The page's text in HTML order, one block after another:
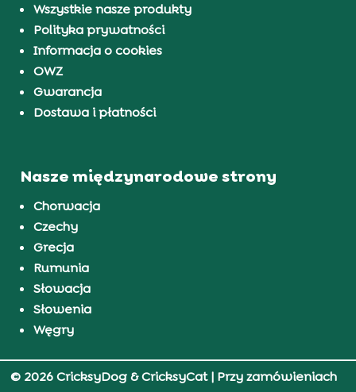
Wszystkie nasze produkty
Polityka prywatności
Informacja o cookies
OWZ
Gwarancja
Dostawa i płatności
Nasze międzynarodowe strony
Chorwacja
Czechy
Grecja
Rumunia
Słowacja
Słowenia
Węgry
© 2026 CricksyDog & CricksyCat| Przy zamówieniach